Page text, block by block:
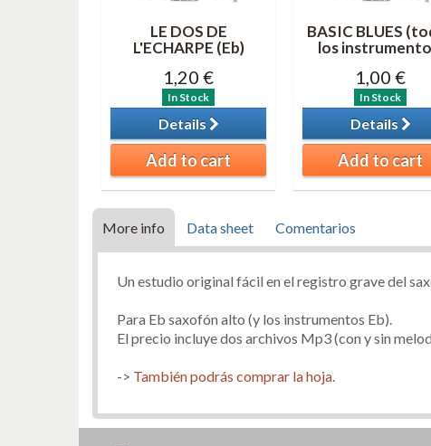
LE DOS DE
L'ECHARPE (Eb)
1,20 €
In Stock
Details
Add to cart
BASIC BLUES
los
1,00 €
In Stock
Details
Add to cart
More info Data sheet Comentarios
Un estudio original fácil en el registro grave del
Para Eb saxofón alto (y los instrumentos Eb).
El precio incluye dos archivos Mp3 (con y sin
-> También podrás comprar la hoja.